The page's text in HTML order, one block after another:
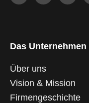
r
i
p
Das Unternehmen
Über uns
Vision & Mission
Firmengeschichte